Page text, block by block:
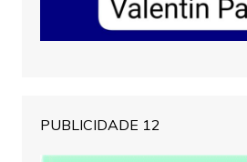
PUBLICIDADE 12